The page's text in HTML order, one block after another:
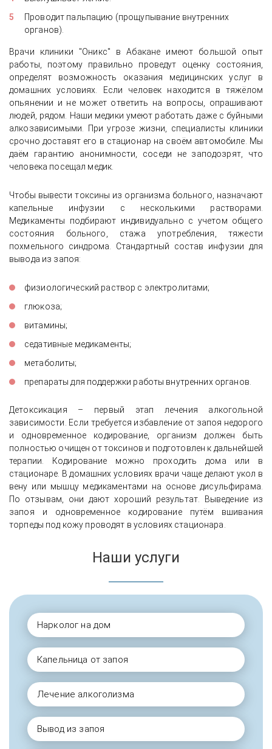
Проводит пальпацию (прощупывание внутренних
органов).
Врачи клиники "Оникс" в Абакане имеют большой опыт
работы, поэтому правильно проведут оценку состояния,
определят возможность оказания медицинских услуг в
домашних условиях. Если человек находится в тяжёлом
опьянении и не может ответить на вопросы, опрашивают
людей, рядом. Наши медики умеют работать даже с буйными
алкозависимыми. При угрозе жизни, специалисты клиники
срочно доставят его в стационар на своём автомобиле. Мы
даём гарантию анонимности, соседи не заподозрят, что
человека посещал медик.
Чтобы вывести токсины из организма больного, назначают
капельные инфузии с несколькими растворами.
Медикаменты подбирают индивидуально с учетом общего
состояния больного, стажа употребления, тяжести
похмельного синдрома. Стандартный состав инфузии для
вывода из запоя:
физиологический раствор с электролитами;
глюкоза;
витамины;
седативные медикаменты;
метаболиты;
препараты для поддержки работы внутренних органов.
Детоксикация – первый этап лечения алкогольной
зависимости. Если требуется избавление от запоя недорого
и одновременное кодирование, организм должен быть
полностью очищен от токсинов и подготовлен к дальнейшей
терапии. Кодирование можно проходить дома или в
стационаре. В домашних условиях врачи чаще делают укол в
вену или мышцу медикаментами на основе дисульфирама.
По отзывам, они дают хороший результат. Выведение из
запоя и одновременное кодирование путём вшивания
торпеды под кожу проводят в условиях стационара.
Наши услуги
Нарколог на дом
Капельница от запоя
Лечение алкоголизма
Вывод из запоя